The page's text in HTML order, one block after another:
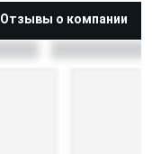
Отзывы о компании